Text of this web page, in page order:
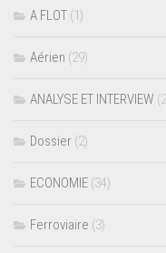
A FLOT (1)
Aérien (29)
ANALYSE ET INTERVIEW
Dossier (2)
ECONOMIE (34)
Ferroviaire (3)